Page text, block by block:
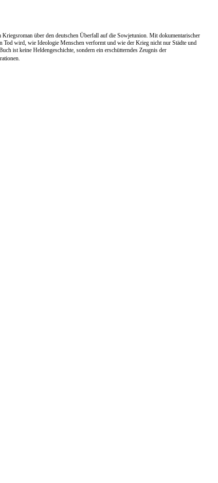
über den deutschen Überfall auf die Sowjetunion. Mit dokumentarischer
wird, wie Ideologie Menschen verformt und wie der Krieg nicht nur Städte und
ist keine Heldengeschichte, sondern ein erschütterndes Zeugnis der